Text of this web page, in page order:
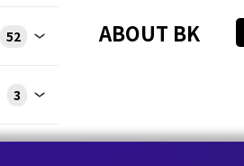
52
3
ABOUT BK